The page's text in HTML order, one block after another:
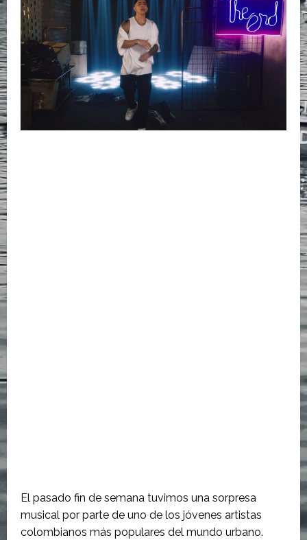
El pasado fin de semana tuvimos una sorpresa
musical por parte de uno de los jóvenes artistas
colombianos más populares del mundo urbano.